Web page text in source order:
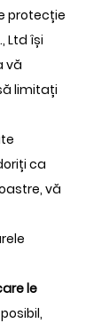
protecție
Ltd își
vă
limitați
ca
vă
le